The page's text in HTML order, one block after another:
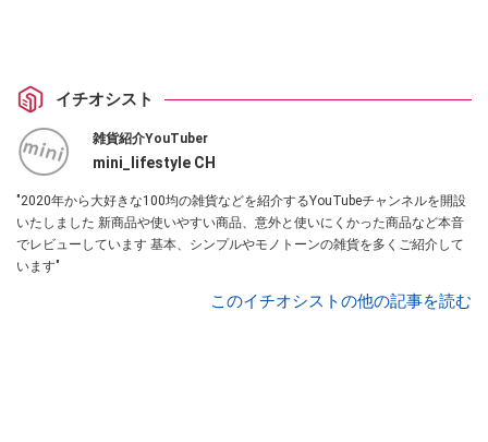
イチオシスト
雑貨紹介YouTuber
mini_lifestyle CH
"2020年から大好きな100均の雑貨などを紹介するYouTubeチャンネルを開設
いたしました 新商品や使いやすい商品、意外と使いにくかった商品など本音
でレビューしています 基本、シンプルやモノトーンの雑貨を多くご紹介して
います"
このイチオシストの他の記事を読む